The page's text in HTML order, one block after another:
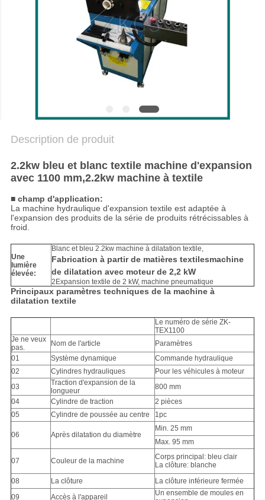
NOUVELLES
PLAN
DU
SITE
POLITIQUE
DE
CONFIDENTIALITÉ
Description de produit
2.2kw bleu et blanc textile machine d'expansion
avec 1100 mm,2.2kw machine à textile
■ champ d'application:
La machine hydraulique d'expansion textile est adaptée à
l'expansion des produits de la série de produits rétrécissables à
froid.
Une
lumière
élevée:
Blanc et bleu 2.2kw machine à dilatation textile,
Fabrication à partir de matières textilesmachine
de dilatation avec moteur de 2,2 kW
2Expansion textile de 2 kW, machine pneumatique
Principaux paramètres techniques de la machine à
dilatation textile
Le numéro de série ZK-
TEX1100
Je ne veux
pas.
Nom de l'article
Paramètres
01
Système dynamique
Commande hydraulique
02
Cylindres hydrauliques
Pour les véhicules à moteur
03
Traction d'expansion de la
longueur
800 mm
04
Cylindre de traction
2 pièces
05
Cylindre de poussée au centre 1pc
06 Après dilatation du diamètre
Min. 25 mm
Max. 95 mm
07 Couleur de la machine
Corps principal: bleu clair
La clôture: blanche
08
La clôture
La clôture inférieure fermée
09
Accès à l'appareil
Un ensemble de moules en